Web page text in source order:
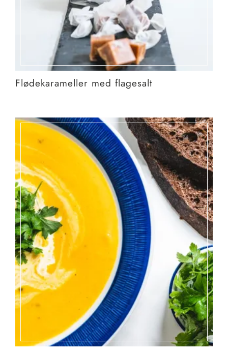
Flødekarameller med flagesalt